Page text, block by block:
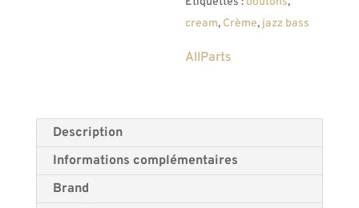
cream, Crème, jazz bass
AllParts
Description
Informations complémentaires
Brand